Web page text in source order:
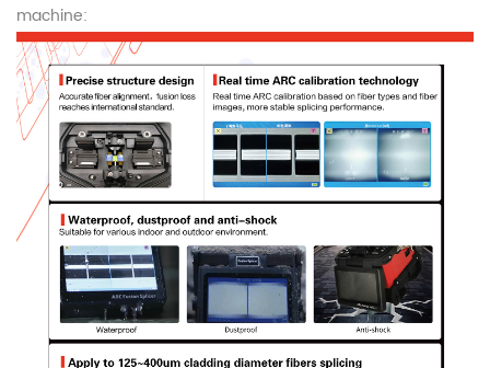
machine: